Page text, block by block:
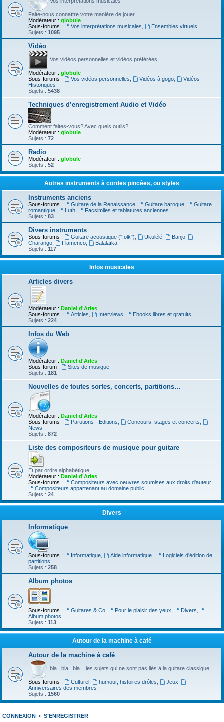
Faite-nous connaître votre manière de jouer.
Modérateur : globule
Sous-forums :
Vos interprétations musicales
Ensembles virtuels
Sujets : 1095
Vidéo
Vos vidéos personnelles et vidéos préférées.
Modérateur : globule
Sous-forums :
Vos vidéos personnelles Vidéos à gogo,
Vidéos
Historiques
Sujets : 5438
Techniques d’enregistrement Audio et Vidéo
Comment faites-vous? Avec quels outils?
Modérateur : globule
Sujets : 72
Radio
Modérateur : globule
Sujets : 52
Autres instruments à cordes pincées, ou styles
Instruments anciens
Sous-forums : Guitare de la Renaissance, Guitare baroque,
Guitare
romantique
Luth,
Facsimiles et tablatures anciennes
Sujets : 83
Divers instruments
Sous-forums : Guitare acoustique ("folk") Ukulélé, Banjo,
Charango
Flamenco,
Balalaïka
Sujets : 117
Infos musicales
Articles divers
Modérateur : Daniel d'Arles
Sous-forums :
Articles Interviews
Ebooks libres et gratuits
Sujets : 224
Infos du Web
Modérateur : Daniel d'Arles
Sous-forum :
Sites de musique
Sujets : 181
Nouvelles de toutes sortes, concerts, partitions…
Modérateur : Daniel d'Arles
Sous-forums :
Parutions - Editions Concours, stages et concerts
News
Sujets : 872
Liste des compositeurs de musique pour guitare
Et par ordre alphabétique
Modérateur : Daniel d'Arles
Sous-forums :
Compositeurs avec oeuvres soumises aux droits d'auteur,
Compositeurs appartenant au domaine public
Sujets : 24
Divers
Informatique
Sous-forums : Informatique, Aide informatique.
Logiciels d'édition de
partitions
Sujets : 258
Album photos
Sous-forums : Guitares & Co, Pour le plaisir des yeux Divers
Album photos
Sujets : 113
Autour de la machine à café
Autour de la machine à café
bla...bla...bla... les sujets qui ne sont pas liés à la guitare classique
Sous-forums : Culturel, humour, histoires drôles Jeux
Anniversaires des membres
Sujets : 1560
CONNEXION • S’ENREGISTRER